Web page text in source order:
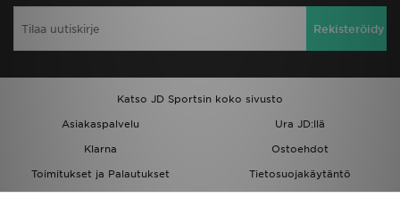
Rekisteröidy
Katso JD Sportsin koko sivusto
Asiakaspalvelu
Ura JD:llä
Klarna
Ostoehdot
Toimitukset ja Palautukset
Tietosuojakäytäntö